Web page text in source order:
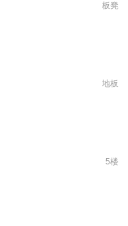
板凳
地板
5楼